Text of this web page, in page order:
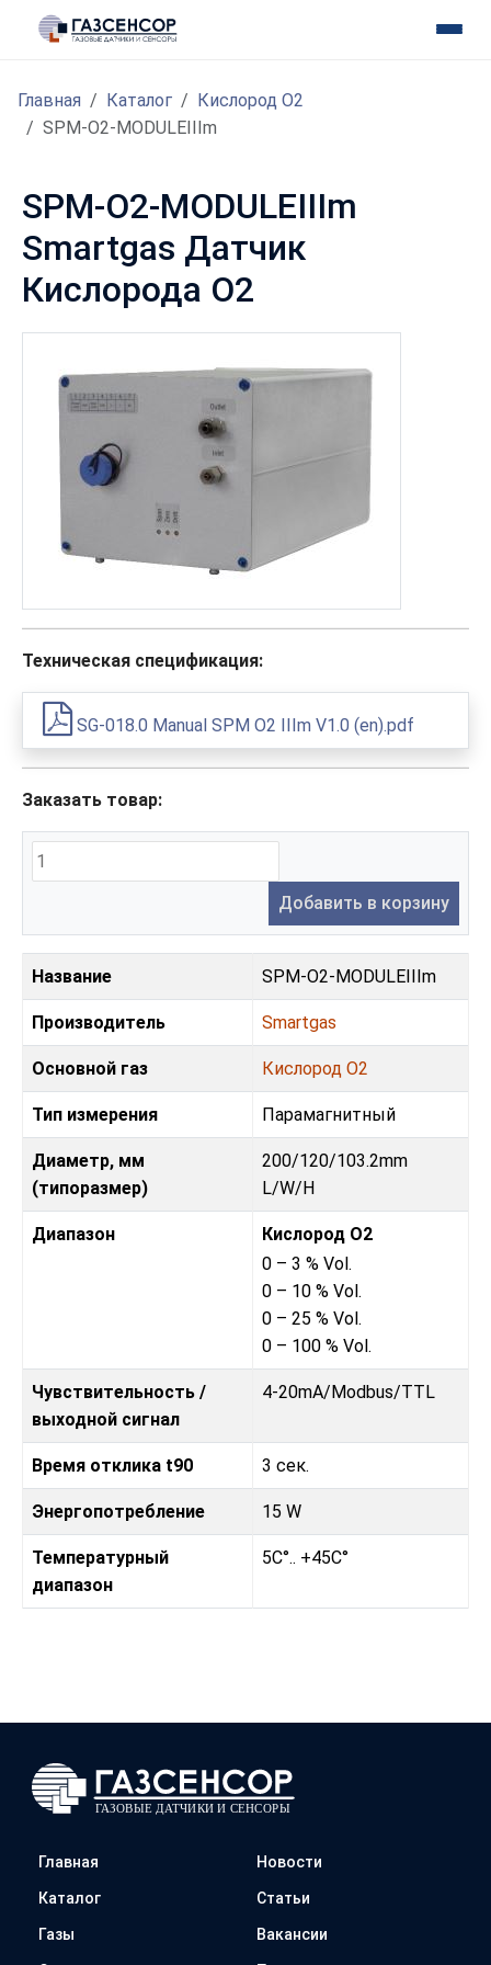
Главная Каталог
Кислород O2
SPM-O2-MODULEIIIm
SPM-O2-MODULEIIIm
Smartgas Датчик
Кислорода O2
Техническая спецификация:
SG-018.0 Manual SPM O2 IIIm V1.0 (en).pdf
Заказать товар:
Добавить в корзину
Название SPM-O2-MODULEIIIm
Производитель Smartgas
Основной газ Кислород O2
Тип измерения Парамагнитный
Диаметр, мм
(типоразмер)
200/120/103.2mm
L/W/H
Диапазон
Кислород O2
0 – 3 % Vol.
0 – 10 % Vol.
0 – 25 % Vol.
0 – 100 % Vol.
Чувствительность /
выходной сигнал
4-20mA/ Modbus/TTL
Время отклика t90 3 сек.
Энергопотребление 15 W
Температурный
диапазон
5C°.. +45C°
Главная
Каталог
Газы
Новости
Статьи
Вакансии